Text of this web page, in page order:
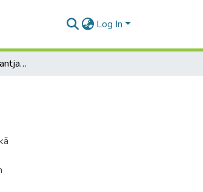
Log In
Mūsdienu garīgums. Santjago ceļa pieredzes